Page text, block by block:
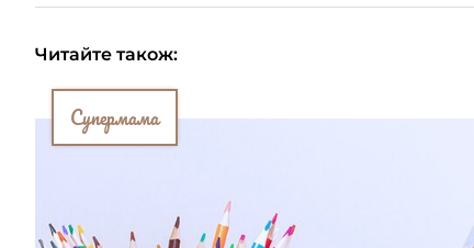
Читайте також:
Супермама